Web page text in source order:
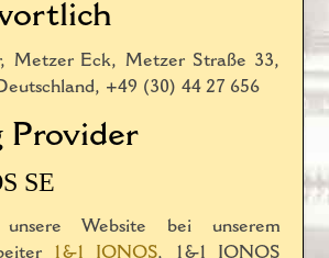
Metzer Eck, Metzer Straße 33,
+49 (30) 44 27 656
Provider
SE
Website bei unserem
1&1 IONOS, 1&1 IONOS